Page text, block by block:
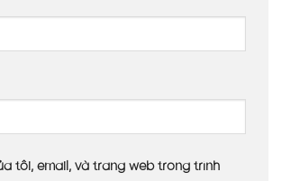
tôi, email, và trang web trong trình